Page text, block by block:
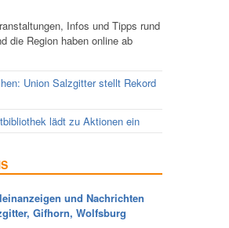
Infos und Tipps rund
die Region haben online ab
Union Salzgitter stellt Rekord
lädt zu Aktionen ein
und Nachrichten
Gifhorn, Wolfsburg